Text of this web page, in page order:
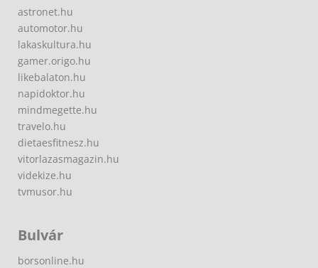
astronet.hu
automotor.hu
lakaskultura.hu
gamer.origo.hu
likebalaton.hu
napidoktor.hu
mindmegette.hu
travelo.hu
dietaesfitnesz.hu
vitorlazasmagazin.hu
videkize.hu
tvmusor.hu
Bulvár
borsonline.hu